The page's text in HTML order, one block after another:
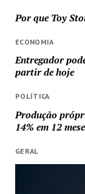
Por que Toy
ECONOMIA
Entregador
partir de hoje
POLÍTICA
Produção
14% em 12
GERAL